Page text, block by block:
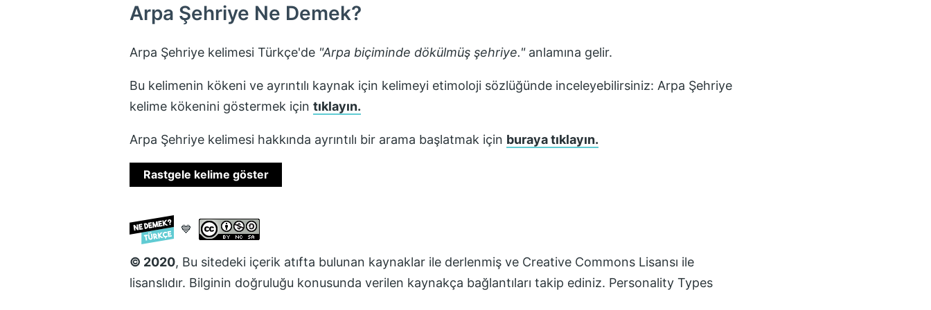
Arpa Şehriye Ne Demek?
Arpa Şehriye kelimesi Türkçe'de "Arpa biçiminde dökülmüş şehriye."anlamına gelir.
Bu kelimenin kökeni ve ayrıntılı kaynak için kelimeyi etimoloji sözlüğünde inceleyebilirsiniz: Arpa Şehriye
kelime kökenini göstermek için tıklayın.
Arpa Şehriye kelimesi hakkında ayrıntılı bir arama başlatmak için buraya tıklayın.
Rastgele kelime göster
💙
© 2020, Bu sitedeki içerik atıfta bulunan kaynaklar ile derlenmiş ve Creative Commons Lisansı ile
lisanslıdır. Bilginin doğruluğu konusunda verilen kaynakça bağlantıları takip ediniz. Personality Types